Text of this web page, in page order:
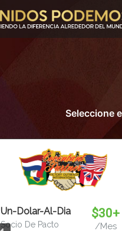
Seleccione
Un-Dolar-Al-Dia
Socio De Pacto
$30+
/Mes